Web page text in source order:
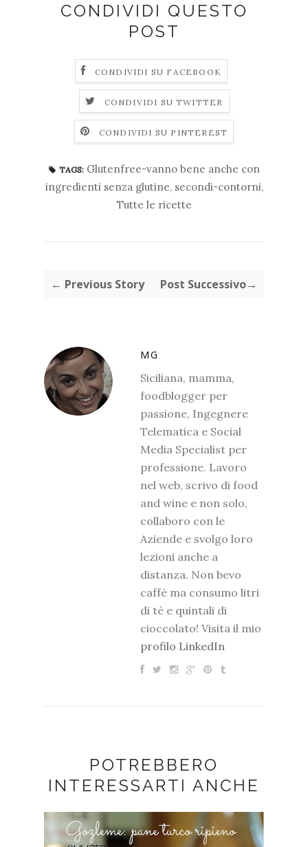
CONDIVIDI QUESTO
POST
CONDIVIDI SU FACEBOOK
CONDIVIDI SU TWITTER
CONDIVIDI SU PINTEREST
TAGS: Glutenfree-vanno bene anche con
ingredienti senza glutine, secondi-contorni,
Tutte le ricette
← Previous Story Post Successivo→
MG
Siciliana, mamma,
foodblogger per
passione, Ingegnere
Telematica e Social
Media Specialist per
professione. Lavoro
nel web, scrivo di food
and wine e non solo,
collaboro con le
Aziende e svolgo loro
lezioni anche a
distanza. Non bevo
caffè ma consumo litri
di tè e quintali di
cioccolato! Visita il mio
profilo LinkedIn
POTREBBERO
INTERESSARTI ANCHE